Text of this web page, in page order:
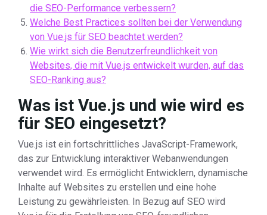
die SEO-Performance verbessern?
Welche Best Practices sollten bei der Verwendung
von Vue.js für SEO beachtet werden?
Wie wirkt sich die Benutzerfreundlichkeit von
Websites, die mit Vue.js entwickelt wurden, auf das
SEO-Ranking aus?
Was ist Vue.js und wie wird es
für SEO eingesetzt?
Vue.js ist ein fortschrittliches JavaScript-Framework,
das zur Entwicklung interaktiver Webanwendungen
verwendet wird. Es ermöglicht Entwicklern, dynamische
Inhalte auf Websites zu erstellen und eine hohe
Leistung zu gewährleisten. In Bezug auf SEO wird